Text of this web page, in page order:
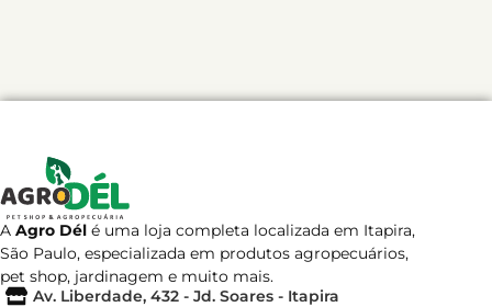
A Agro Dél é uma loja completa localizada em Itapira,
São Paulo, especializada em produtos agropecuários,
pet shop, jardinagem e muito mais.
Av. Liberdade, 432 - Jd. Soares - Itapira